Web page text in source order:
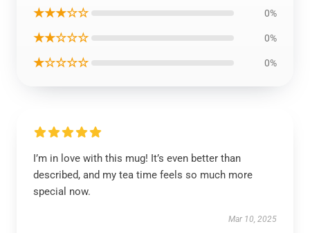
★★★☆☆ 0%
★★☆☆☆ 0%
★☆☆☆☆ 0%
I’m in love with this mug! It’s even better than
described, and my tea time feels so much more
special now.
Mar 10, 2025